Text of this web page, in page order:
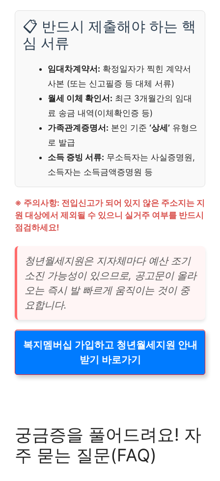
📋 반드시 제출해야 하는 핵
심 서류
임대차계약서: 확정일자가 찍힌 계약서
사본 (또는 신고필증 등 대체 서류)
월세 이체 확인서: 최근 3개월간의 임대
료 송금 내역(이체확인증 등)
가족관계증명서: 본인 기준 ‘상세’ 유형으
로 발급
소득 증빙 서류: 무소득자는 사실증명원,
소득자는 소득금액증명원 등
※ 주의사항: 전입신고가 되어 있지 않은 주소지는 지
원 대상에서 제외될 수 있으니 실거주 여부를 반드시
점검하세요!
청년월세지원은 지자체마다 예산 조기
소진 가능성이 있으므로, 공고문이 올라
오는 즉시 발 빠르게 움직이는 것이 중
요합니다.
복지멤버십 가입하고 청년월세지원 안내
받기 바로가기
궁금증을 풀어드려요! 자
주 묻는 질문(FAQ)